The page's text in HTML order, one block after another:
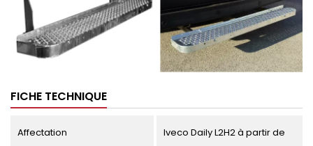
FICHE TECHNIQUE
Affectation
Iveco Daily L2H2 à partir de